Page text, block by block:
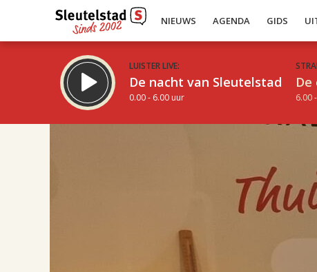
NIEUWS AGENDA GIDS
LUISTER LIVE:
De nacht van Sleutelstad
0.00 - 6.00 uur 6.00